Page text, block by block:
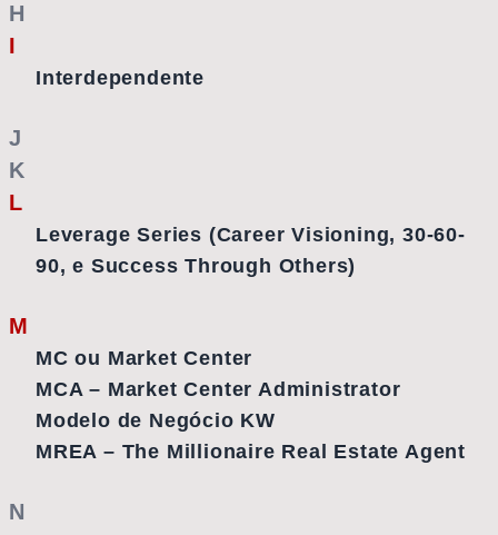
H
I
Interdependente
J
K
L
Leverage Series (Career Visioning, 30-60-
90, e Success Through Others)
M
MC ou Market Center
MCA – Market Center Administrator
Modelo de Negócio KW
MREA – The Millionaire Real Estate Agent
N